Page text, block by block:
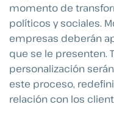
momento de
políticos y sociales.
empresas deberán
que se le presenten.
personalización
este proceso,
relación con los